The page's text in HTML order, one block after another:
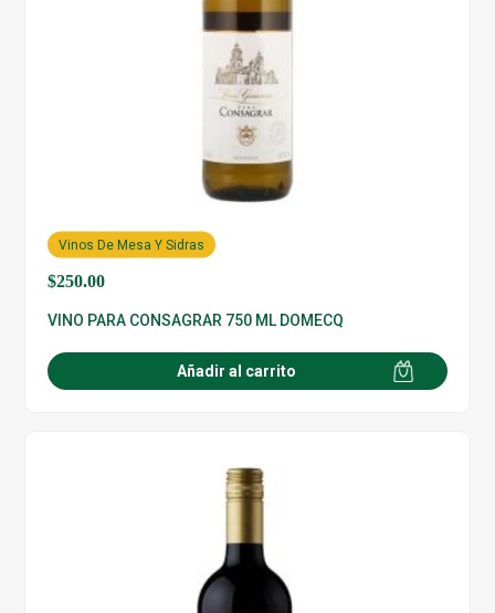
$250.00
Vinos De Mesa Y Sidras
VINO PARA CONSAGRAR 750 ML DOMECQ
Añadir al carrito